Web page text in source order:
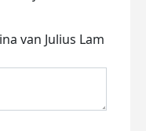
van Julius Lam